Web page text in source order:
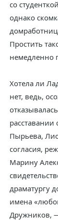
со
однако
Простить
немедленно
Хотела ли
нет, ведь,
расставании
Пырьева,
согласия,
Марину
драматургу
имена
Дружников,